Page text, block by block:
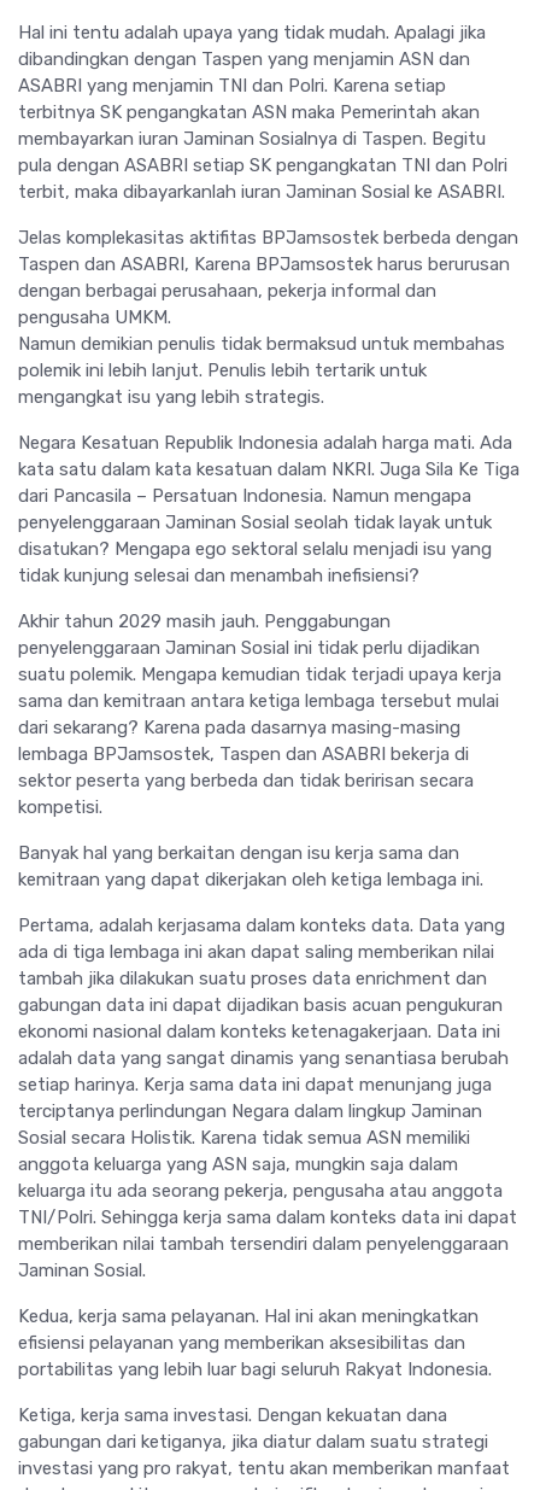
Hal ini tentu adalah upaya yang tidak mudah. Apalagi jika
dibandingkan dengan Taspen yang menjamin ASN dan
ASABRI yang menjamin TNI dan Polri. Karena setiap
terbitnya SK pengangkatan ASN maka Pemerintah akan
membayarkan iuran Jaminan Sosialnya di Taspen. Begitu
pula dengan ASABRI setiap SK pengangkatan TNI dan Polri
terbit, maka dibayarkanlah iuran Jaminan Sosial ke ASABRI.
Jelas komplekasitas aktifitas BPJamsostek berbeda dengan
Taspen dan ASABRI, Karena BPJamsostek harus berurusan
dengan berbagai perusahaan, pekerja informal dan
pengusaha UMKM.
Namun demikian penulis tidak bermaksud untuk membahas
polemik ini lebih lanjut. Penulis lebih tertarik untuk
mengangkat isu yang lebih strategis.
Negara Kesatuan Republik Indonesia adalah harga mati. Ada
kata satu dalam kata kesatuan dalam NKRI. Juga Sila Ke Tiga
dari Pancasila – Persatuan Indonesia. Namun mengapa
penyelenggaraan Jaminan Sosial seolah tidak layak untuk
disatukan? Mengapa ego sektoral selalu menjadi isu yang
tidak kunjung selesai dan menambah inefisiensi?
Akhir tahun 2029 masih jauh. Penggabungan
penyelenggaraan Jaminan Sosial ini tidak perlu dijadikan
suatu polemik. Mengapa kemudian tidak terjadi upaya kerja
sama dan kemitraan antara ketiga lembaga tersebut mulai
dari sekarang? Karena pada dasarnya masing-masing
lembaga BPJamsostek, Taspen dan ASABRI bekerja di
sektor peserta yang berbeda dan tidak beririsan secara
kompetisi.
Banyak hal yang berkaitan dengan isu kerja sama dan
kemitraan yang dapat dikerjakan oleh ketiga lembaga ini.
Pertama, adalah kerjasama dalam konteks data. Data yang
ada di tiga lembaga ini akan dapat saling memberikan nilai
tambah jika dilakukan suatu proses data enrichment dan
gabungan data ini dapat dijadikan basis acuan pengukuran
ekonomi nasional dalam konteks ketenagakerjaan. Data ini
adalah data yang sangat dinamis yang senantiasa berubah
setiap harinya. Kerja sama data ini dapat menunjang juga
terciptanya perlindungan Negara dalam lingkup Jaminan
Sosial secara Holistik. Karena tidak semua ASN memiliki
anggota keluarga yang ASN saja, mungkin saja dalam
keluarga itu ada seorang pekerja, pengusaha atau anggota
TNI/Polri. Sehingga kerja sama dalam konteks data ini dapat
memberikan nilai tambah tersendiri dalam penyelenggaraan
Jaminan Sosial.
Kedua, kerja sama pelayanan. Hal ini akan meningkatkan
efisiensi pelayanan yang memberikan aksesibilitas dan
portabilitas yang lebih luar bagi seluruh Rakyat Indonesia.
Ketiga, kerja sama investasi. Dengan kekuatan dana
gabungan dari ketiganya, jika diatur dalam suatu strategi
investasi yang pro rakyat, tentu akan memberikan manfaat